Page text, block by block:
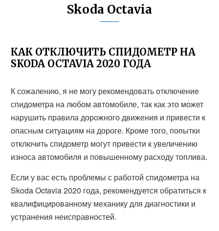
Skoda Octavia
КАК ОТКЛЮЧИТЬ СПИДОМЕТР НА
SKODA OCTAVIA 2020 ГОДА
К сожалению, я не могу рекомендовать отключение
спидометра на любом автомобиле, так как это может
нарушить правила дорожного движения и привести к
опасным ситуациям на дороге. Кроме того, попытки
отключить спидометр могут привести к увеличению
износа автомобиля и повышенному расходу топлива.
Если у вас есть проблемы с работой спидометра на
Skoda Octavia 2020 года, рекомендуется обратиться к
квалифицированному механику для диагностики и
устранения неисправностей.